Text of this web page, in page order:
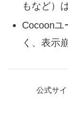
もなど）
Cocoonユ
く、表示
公式サ